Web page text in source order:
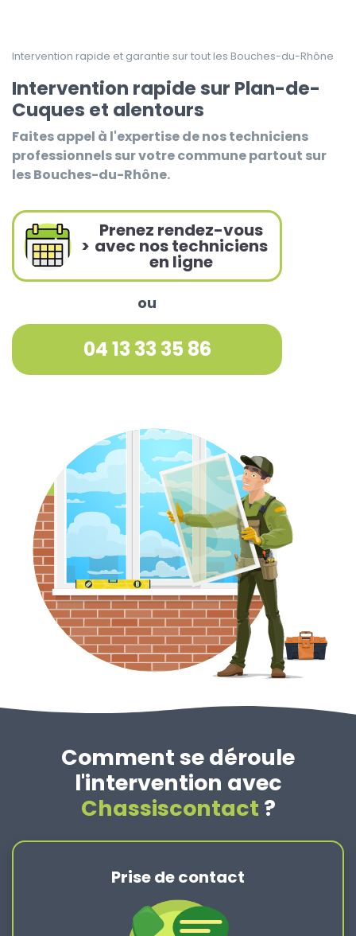
Intervention rapide et garantie sur tout les Bouches-du-Rhône
Intervention rapide sur Plan-de-
Cuques et alentours
Faites appel à l'expertise de nos techniciens
professionnels sur votre commune partout sur
les Bouches-du-Rhône.
>
Prenez rendez-vous
avec nos techniciens
en ligne
ou
04 13 33 35 86
Comment se déroule
l'intervention avec
Chassiscontact ?
Prise de contact